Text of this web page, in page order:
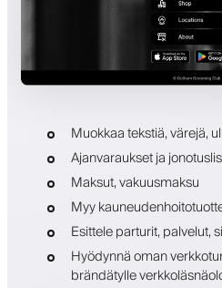
Muokkaa tekstiä, värejä,
Ajanvaraukset ja
Maksut, vakuusmaksu
Myy
Esittele parturit, palvelut,
Hyödynnä oman
brändätylle